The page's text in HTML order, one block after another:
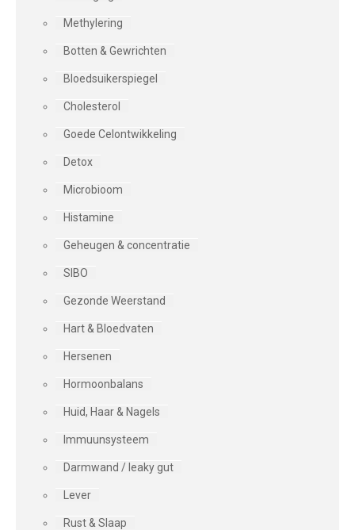
Methylering
Botten & Gewrichten
Bloedsuikerspiegel
Cholesterol
Goede Celontwikkeling
Detox
Microbioom
Histamine
Geheugen & concentratie
SIBO
Gezonde Weerstand
Hart & Bloedvaten
Hersenen
Hormoonbalans
Huid, Haar & Nagels
Immuunsysteem
Darmwand / leaky gut
Lever
Rust & Slaap